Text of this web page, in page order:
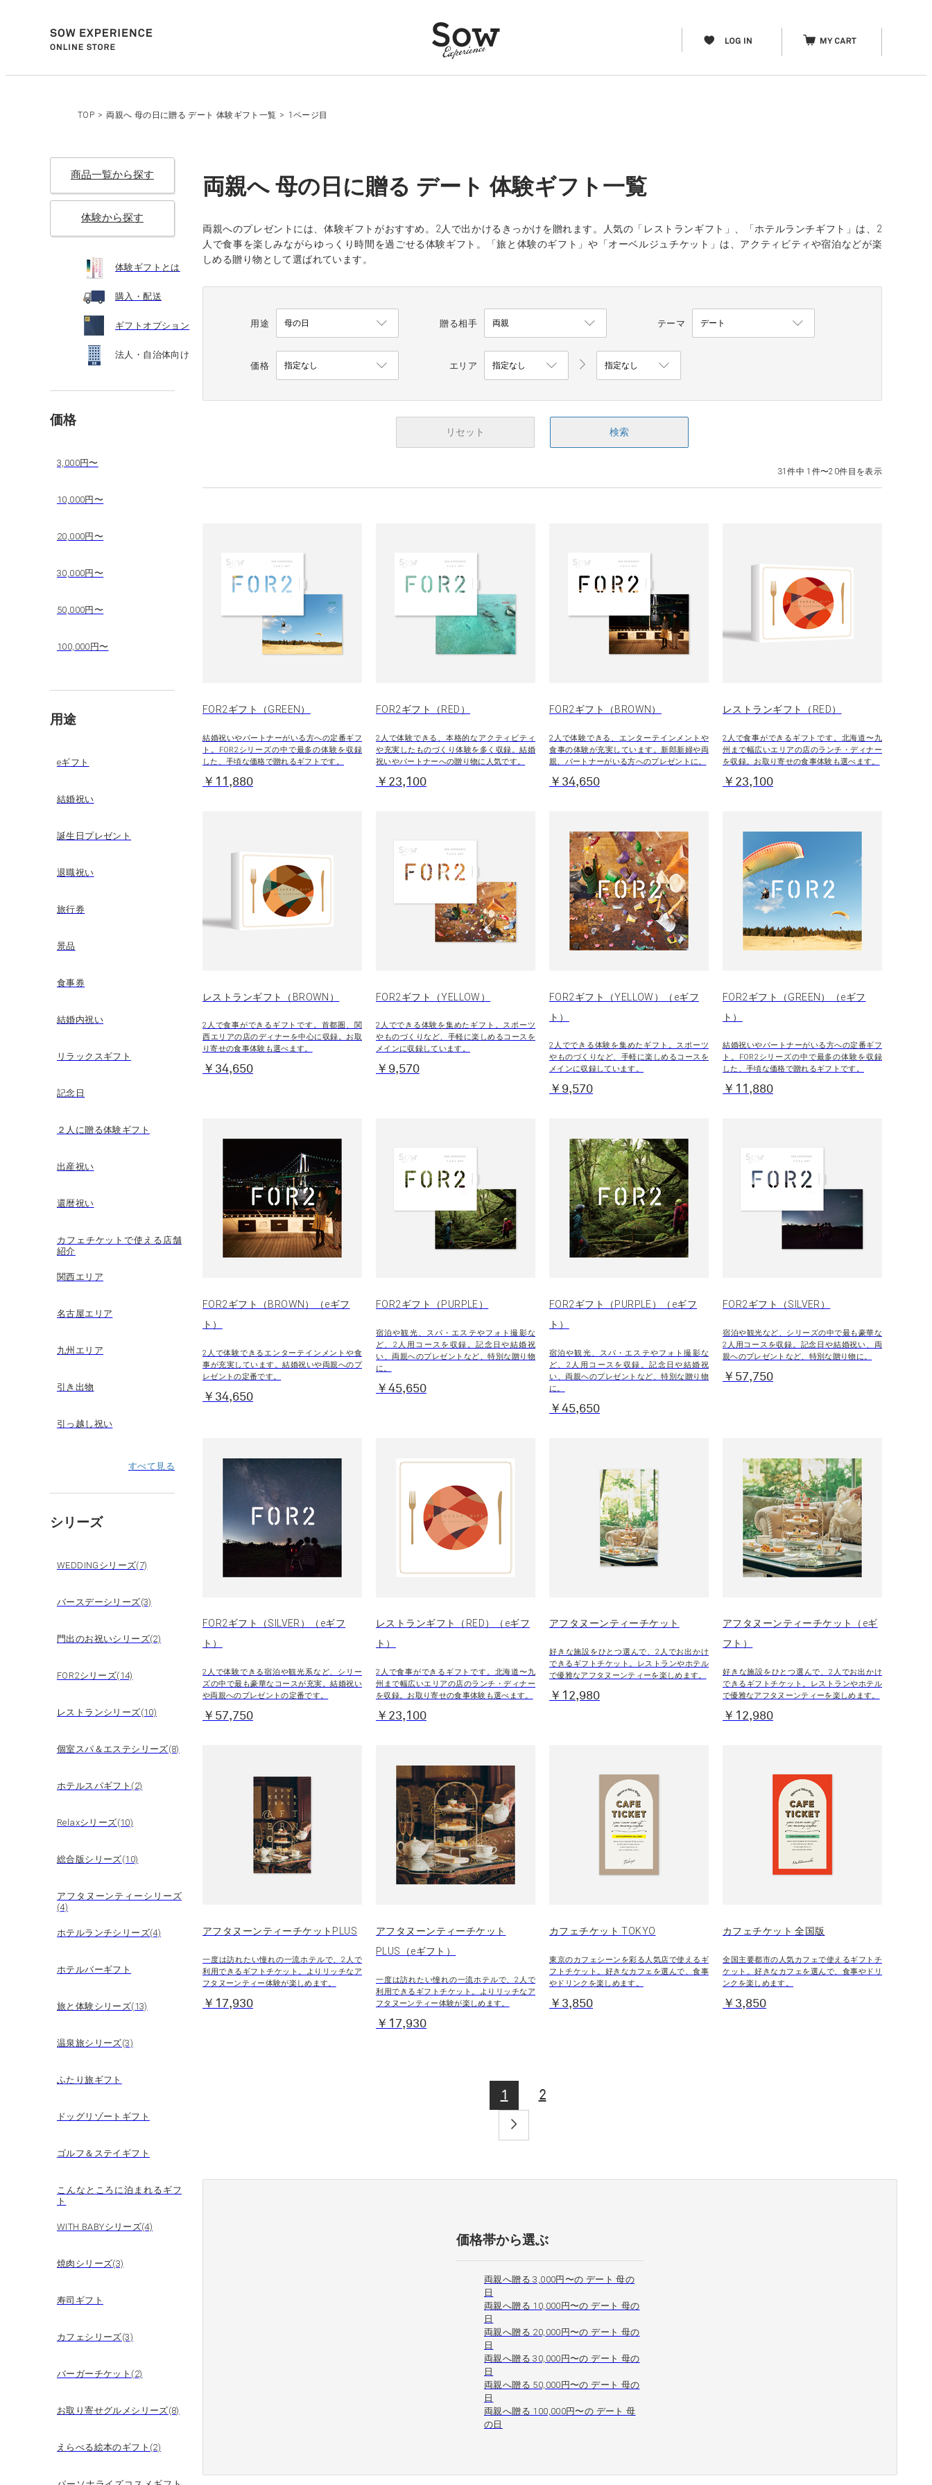
TOP > 両親へ 母の日に贈る デート 体験ギフト一覧 > 1ページ目
商品一覧から探す
体験から探す
体験ギフトとは
購入・配送
ギフトオプション
法人・自治体向け
価格
3,000円〜
10,000円〜
20,000円〜
30,000円〜
50,000円〜
100,000円〜
用途
eギフト
結婚祝い
誕生日プレゼント
退職祝い
旅行券
景品
食事券
結婚内祝い
リラックスギフト
記念日
２人に贈る体験ギフト
出産祝い
還暦祝い
カフェチケットで使える店舗
紹介
関西エリア
名古屋エリア
九州エリア
引き出物
引っ越し祝い
すべて見る
シリーズ
WEDDINGシリーズ(7)
バースデーシリーズ(3)
門出のお祝いシリーズ(2)
FOR2シリーズ(14)
レストランシリーズ(10)
個室スパ＆エステシリーズ(8)
ホテルスパギフト(2)
Relaxシリーズ(10)
総合版シリーズ(10)
アフタヌーンティーシリーズ
(4)
ホテルランチシリーズ(4)
ホテルバーギフト
旅と体験シリーズ(13)
温泉旅シリーズ(3)
ふたり旅ギフト
ドッグリゾートギフト
ゴルフ＆ステイギフト
こんなところに泊まれるギフ
ト
WITH BABYシリーズ(4)
焼肉シリーズ(3)
寿司ギフト
カフェシリーズ(3)
バーガーチケット(2)
お取り寄せグルメシリーズ(8)
えらべる絵本のギフト(2)
両親へ 母の日に贈る デート 体験ギフト一覧
両親へのプレゼントには、体験ギフトがおすすめ。2人で出かけるきっかけを贈れます。人気の「レストランギフト」、「ホテルランチギフト」は、2
人で食事を楽しみながらゆっくり時間を過ごせる体験ギフト。「旅と体験のギフト」や「オーベルジュチケット」は、アクティビティや宿泊などが楽
しめる贈り物として選ばれています。
用途 贈る相手 テーマ
価格 エリア
リセット 検索
31件中 1件〜20件目を表示
FOR2ギフト（GREEN）
結婚祝いやパートナーがいる方への定番ギフ
ト。FOR2シリーズの中で最多の体験を収録
した、手頃な価格で贈れるギフトです。
￥11,880
FOR2ギフト（RED）
2人で体験できる、本格的なアクティビティ
や充実したものづくり体験を多く収録。結婚
祝いやパートナーへの贈り物に人気です。
￥23,100
FOR2ギフト（BROWN）
2人で体験できる、エンターテインメントや
食事の体験が充実しています。新郎新婦や両
親、パートナーがいる方へのプレゼントに。
￥34,650
レストランギフト（RED）
2人で食事ができるギフトです。北海道〜九
州まで幅広いエリアの店のランチ・ディナー
を収録。お取り寄せの食事体験も選べます。
￥23,100
レストランギフト（BROWN）
2人で食事ができるギフトです。首都圏、関
西エリアの店のディナーを中心に収録。お取
り寄せの食事体験も選べます。
￥34,650
FOR2ギフト（YELLOW）
2人でできる体験を集めたギフト。スポーツ
やものづくりなど、手軽に楽しめるコースを
メインに収録しています。
￥9,570
FOR2ギフト（YELLOW）（eギフ
ト）
2人でできる体験を集めたギフト。スポーツ
やものづくりなど、手軽に楽しめるコースを
メインに収録しています。
￥9,570
FOR2ギフト（GREEN）（eギフ
ト）
結婚祝いやパートナーがいる方への定番ギフ
ト。FOR2シリーズの中で最多の体験を収録
した、手頃な価格で贈れるギフトです。
￥11,880
FOR2ギフト（BROWN）（eギフ
ト）
2人で体験できるエンターテインメントや食
事が充実しています。結婚祝いや両親へのプ
レゼントの定番です。
￥34,650
FOR2ギフト（PURPLE）
宿泊や観光、スパ・エステやフォト撮影な
ど、2人用コースを収録。記念日や結婚祝
い、両親へのプレゼントなど、特別な贈り物
に。
￥45,650
FOR2ギフト（PURPLE）（eギフ
ト）
宿泊や観光、スパ・エステやフォト撮影な
ど、2人用コースを収録。記念日や結婚祝
い、両親へのプレゼントなど、特別な贈り物
に。
￥45,650
FOR2ギフト（SILVER）
宿泊や観光など、シリーズの中で最も豪華な
2人用コースを収録。記念日や結婚祝い、両
親へのプレゼントなど、特別な贈り物に。
￥57,750
FOR2ギフト（SILVER）（eギフ
ト）
2人で体験できる宿泊や観光系など、シリー
ズの中で最も豪華なコースが充実。結婚祝い
や両親へのプレゼントの定番です。
￥57,750
レストランギフト（RED）（eギフ
ト）
2人で食事ができるギフトです。北海道〜九
州まで幅広いエリアの店のランチ・ディナー
を収録。お取り寄せの食事体験も選べます。
￥23,100
アフタヌーンティーチケット
好きな施設をひとつ選んで、2人でお出かけ
できるギフトチケット。レストランやホテル
で優雅なアフタヌーンティーを楽しめます。
￥12,980
アフタヌーンティーチケット（eギ
フト）
好きな施設をひとつ選んで、2人でお出かけ
できるギフトチケット。レストランやホテル
で優雅なアフタヌーンティーを楽しめます。
￥12,980
アフタヌーンティーチケットPLUS
一度は訪れたい憧れの一流ホテルで、2人で
利用できるギフトチケット。よりリッチなア
フタヌーンティー体験が楽しめます。
￥17,930
アフタヌーンティーチケット
PLUS（eギフト）
一度は訪れたい憧れの一流ホテルで、2人で
利用できるギフトチケット。よりリッチなア
フタヌーンティー体験が楽しめます。
￥17,930
カフェチケット TOKYO
東京のカフェシーンを彩る人気店で使えるギ
フトチケット。好きなカフェを選んで、食事
やドリンクを楽しめます。
￥3,850
カフェチケット 全国版
全国主要都市の人気カフェで使えるギフトチ
ケット。好きなカフェを選んで、食事やドリ
ンクを楽しめます。
￥3,850
1 2
価格帯から選ぶ
両親へ贈る 3,000円〜の デート 母の
日
両親へ贈る 10,000円〜の デート 母の
日
両親へ贈る 20,000円〜の デート 母の
日
両親へ贈る 30,000円〜の デート 母の
日
両親へ贈る 50,000円〜の デート 母の
日
両親へ贈る 100,000円〜の デート 母
の日